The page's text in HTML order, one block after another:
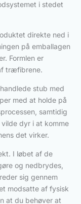
i stedet
direkte ned i
på emballagen
Formlen er
træfibrene.
stub med
med at holde på
samtidig
dyr i at komme
det virker.
I løbet af de
og nedbrydes,
sig gennem
modsatte af fysisk
at du behøver at